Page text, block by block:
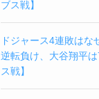
ブス戦】
ドジャース4連敗は
逆転負け、大谷翔平
ス戦】